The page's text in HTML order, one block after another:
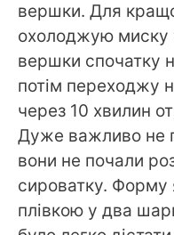
вершки. Для
охолоджую миску
вершки спочатку
потім переходжу
через 10 хвилин
Дуже важливо не
вони не почали
сироватку.
плівкою у два